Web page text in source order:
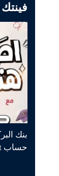
فينتك
بنك
حساب Start.. التفاصيل